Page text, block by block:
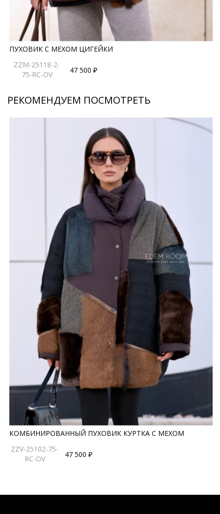
ПУХОВИК С МЕХОМ ЦИГЕЙКИ
ZZM-25118-2-
75-RC-OV
47 500 ₽
РЕКОМЕНДУЕМ ПОСМОТРЕТЬ
КОМБИНИРОВАННЫЙ ПУХОВИК КУРТКА С МЕХОМ
ZZV-25102-75-
RC-OV
47 500 ₽